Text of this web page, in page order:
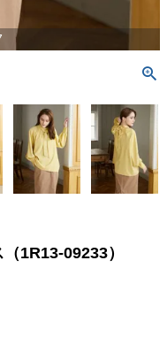
1R13-09233）